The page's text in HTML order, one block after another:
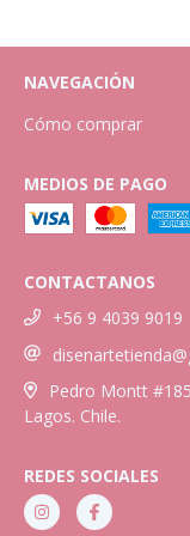
NAVEGACIÓN
Cómo comprar
MEDIOS DE PAGO
CONTACTANOS
+56 9 4039 9019
Pedro Montt
Lagos. Chile.
REDES SOCIALES